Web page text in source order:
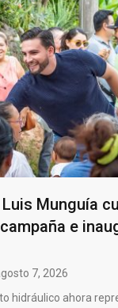
Munguía
e
7, 2026
hidráulico ahora